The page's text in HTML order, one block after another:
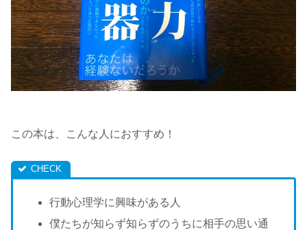
この本は、こんな人におすすめ！
行動心理学に興味がある人
僕たちが知らず知らずのうちに相手の思い通